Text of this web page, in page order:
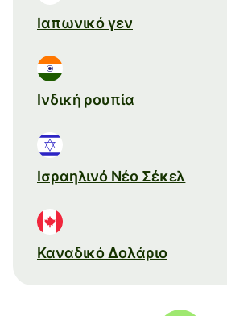
Ιαπωνικό γεν
Ινδική ρουπία
Ισραηλινό Νέο Σέκελ
Καναδικό Δολάριο